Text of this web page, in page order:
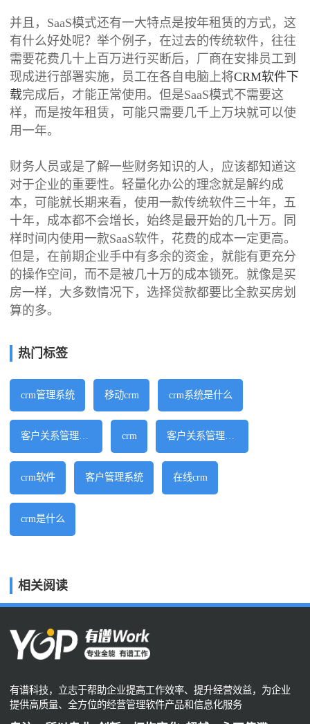
并且，SaaS模式还有一大特点是按年租赁的方式，这
有什么好处呢？举个例子，在过去的传统软件，往往
需要花费几十上百万进行买断后，厂商在安排员工到
现成进行部署实施，员工在各自电脑上将CRM软件下
载完成后，才能正常使用。但是SaaS模式不需要这
样，而是按年租赁，可能只需要几千上万块就可以使
用一年。
财务人员或是了解一些财务知识的人，应该都知道这
对于企业的重要性。轻量化办公的理念就是解约成
本，可能就长期来看，使用一款传统软件三十年，五
十年，成本都不会增长，始终是最开始的几十万。同
样时间内使用一款SaaS软件，花费的成本一定更高。
但是，在前期企业手中有多余的资金，就能有更充分
的操作空间，而不是被几十万的成本锁死。就像是买
房一样，大多数情况下，选择贷款都要比全款买房划
算的多。
热门标签
crm管理系统 移动crm crm系统是什么
客户关系管理系统 crm 客户关系管理软件
crm软件 客户管理系统 在线crm
crm是什么
相关阅读
有谱科技，立志于帮助企业提高工作效率、提升经营效益，为企业
提供高质量、全方位的经营管理软件产品和信息化服务